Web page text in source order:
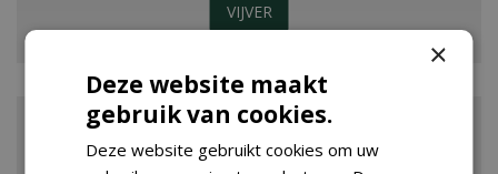
VIJVER
×
Deze website maakt
gebruik van cookies.
Deze website gebruikt cookies om uw